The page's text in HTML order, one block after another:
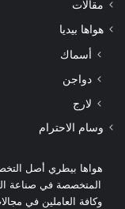
مقالات
هواها بيديا
أسماك
دواجن
لارج
وسام الاحترام
هواها بيطري أصل
المتخصصة في صناعة
وكافة العاملين في